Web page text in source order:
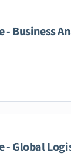
- Business
- Global